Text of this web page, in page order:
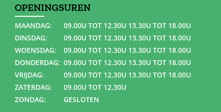
OPENINGSUREN
MAANDAG:
09.00U TOT 12.30U 13.30U TOT 18.00U
DINSDAG:
09.00U TOT 12.30U 13.30U TOT 18.00U
WOENSDAG:
09.00U TOT 12.30U 13.30U TOT 18.00U
DONDERDAG: 09.00U TOT 12.30U 13.30U TOT 18.00U
VRIJDAG:
09.00U TOT 12.30U 13.30U TOT 18.00U
ZATERDAG:
09.00U TOT 12.30U
ZONDAG:
GESLOTEN